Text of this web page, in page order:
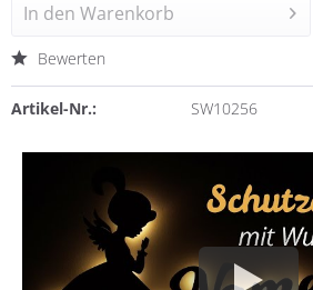
In den Warenkorb
Bewerten
Artikel-Nr.: SW10256